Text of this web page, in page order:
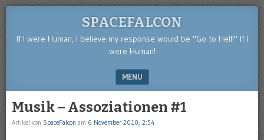
SPACEFALCON
If I were Human, I believe my response would be "Go to Hell!" If I
were Human!
MENU
Musik – Assoziationen #1
Artikel von SpaceFalcon am 6 November 2010, 2:54